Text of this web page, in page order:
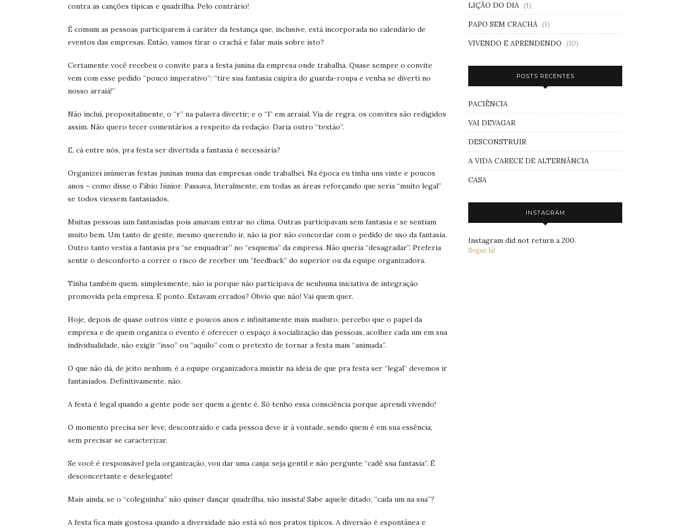
contra as canções típicas e quadrilha. Pelo contrário!
É comum as pessoas participarem à caráter da festança que, inclusive, está incorporada no calendário de
eventos das empresas. Então, vamos tirar o crachá e falar mais sobre isto?
Certamente você recebeu o convite para a festa junina da empresa onde trabalha. Quase sempre o convite
vem com esse pedido “pouco imperativo”: “tire sua fantasia caipira do guarda-roupa e venha se diverti no
nosso arraiá!”
Não incluí, propositalmente, o “r” na palavra divertir; e o “l” em arraial. Via de regra, os convites são redigidos
assim. Não quero tecer comentários a respeito da redação. Daria outro “textão”.
E, cá entre nós, pra festa ser divertida a fantasia é necessária?
Organizei inúmeras festas juninas numa das empresas onde trabalhei. Na época eu tinha uns vinte e poucos
anos – como disse o Fábio Júnior. Passava, literalmente, em todas as áreas reforçando que seria “muito legal”
se todos viessem fantasiados.
Muitas pessoas iam fantasiadas pois amavam entrar no clima. Outras participavam sem fantasia e se sentiam
muito bem. Um tanto de gente, mesmo querendo ir, não ia por não concordar com o pedido de uso da fantasia.
Outro tanto vestia a fantasia pra “se enquadrar” no “esquema” da empresa. Não queria “desagradar”. Preferia
sentir o desconforto a correr o risco de receber um “feedback” do superior ou da equipe organizadora.
Tinha também quem, simplesmente, não ia porque não participava de nenhuma iniciativa de integração
promovida pela empresa. E ponto. Estavam errados? Óbvio que não! Vai quem quer.
Hoje, depois de quase outros vinte e poucos anos e infinitamente mais maduro, percebo que o papel da
empresa e de quem organiza o evento é oferecer o espaço à socialização das pessoas, acolher cada um em sua
individualidade, não exigir “isso” ou “aquilo” com o pretexto de tornar a festa mais “animada”.
O que não dá, de jeito nenhum, é a equipe organizadora insistir na ideia de que pra festa ser “legal” devemos ir
fantasiados. Definitivamente, não.
A festa é legal quando a gente pode ser quem a gente é. Só tenho essa consciência porque aprendi vivendo!
O momento precisa ser leve, descontraído e cada pessoa deve ir à vontade, sendo quem é em sua essência,
sem precisar se caracterizar.
Se você é responsável pela organização, vou dar uma canja: seja gentil e não pergunte “cadê sua fantasia”. É
desconcertante e deselegante!
Mais ainda, se o “coleguinha” não quiser dançar quadrilha, não insista! Sabe aquele ditado, “cada um na sua”?
A festa fica mais gostosa quando a diversidade não está só nos pratos típicos. A diversão é espontânea e
LIÇÃO DO DIA (1)
PAPO SEM CRACHÁ (1)
VIVENDO E APRENDENDO (10)
POSTS RECENTES
PACIÊNCIA
VAI DEVAGAR
DESCONSTRUIR
A VIDA CARECE DE ALTERNÂNCIA
CASA
INSTAGRAM
Instagram did not return a 200.
Segue lá!